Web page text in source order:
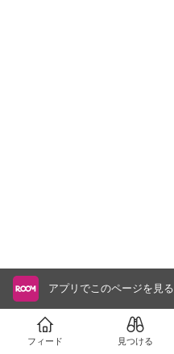
アプリでこのページを見る
フィード 見つける